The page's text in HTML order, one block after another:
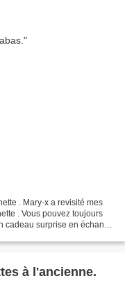
. Mary-x a revisité mes
. Vous pouvez toujours
cadeau surprise en échange
à l'ancienne.